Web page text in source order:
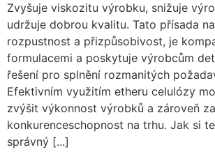
Zvyšuje viskozitu výrobku, snižuje
udržuje dobrou kvalitu. Tato přísada
rozpustnost a přizpůsobivost, je
formulacemi a poskytuje výrobcům
řešení pro splnění rozmanitých
Efektivním využitím etheru celulózy
zvýšit výkonnost výrobků a zároveň
konkurenceschopnost na trhu. Jak si
správný [...]